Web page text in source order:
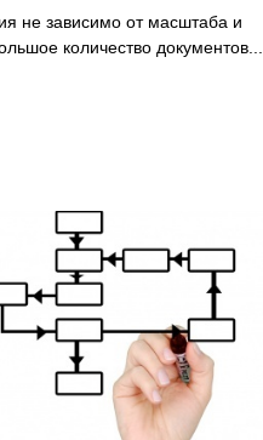
не зависимо от масштаба и
количество документов...